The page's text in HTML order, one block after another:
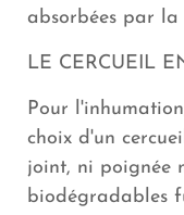
absorbées par la
LE CERCUEIL
Pour
choix d'un
joint, ni poignée
biodégradables